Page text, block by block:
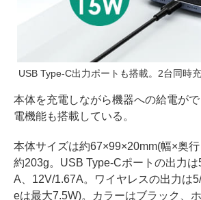
USB Type-C出力ポートも搭載。2台同時
本体を充電しながら機器への給電が
電機能も搭載している。
本体サイズは約67×99×20mm(幅×奥
約203g。USB Type-Cポートの出力
A、12V/1.67A。ワイヤレスの出力は
eは最大7.5W)。カラーはブラック、